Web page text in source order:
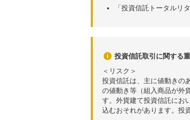
「投資信託トータルリ
投資信託取引に関する
＜リスク＞
投資信託は、主に値動きの
の値動き等（組入商品が外
す。外貨建て投資信託にお
込むおそれがあります。投